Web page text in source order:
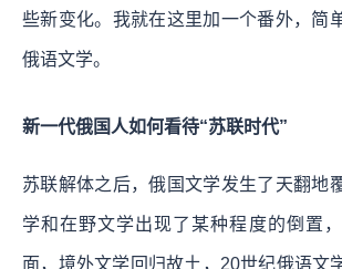
些新变化。我就在这里加一个番外，简
俄语文学。
新一代俄国人如何看待“苏联时代”
苏联解体之后，俄国文学发生了天翻地
学和在野文学出现了某种程度的倒置
面，境外文学回归故土，20世纪俄语文